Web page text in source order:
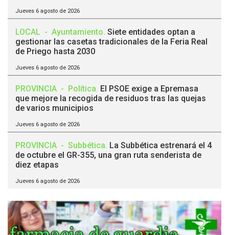
Jueves 6 agosto de 2026
LOCAL - Ayuntamiento. Siete entidades optan a
gestionar las casetas tradicionales de la Feria Real
de Priego hasta 2030
Jueves 6 agosto de 2026
PROVINCIA - Política. El PSOE exige a Epremasa
que mejore la recogida de residuos tras las quejas
de varios municipios
Jueves 6 agosto de 2026
PROVINCIA - Subbética. La Subbética estrenará el 4
de octubre el GR-355, una gran ruta senderista de
diez etapas
Jueves 6 agosto de 2026